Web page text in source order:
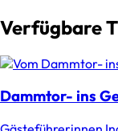
Verfügbare
Dammtor- ins